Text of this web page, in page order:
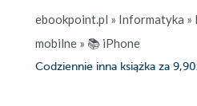
ebookpoint.pl » Informatyka »
mobilne » 📚 iPhone
Codziennie inna książka za